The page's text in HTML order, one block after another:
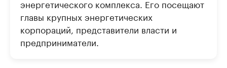
энергетического комплекса. Его посещают
главы крупных энергетических
корпораций, представители власти и
предприниматели.